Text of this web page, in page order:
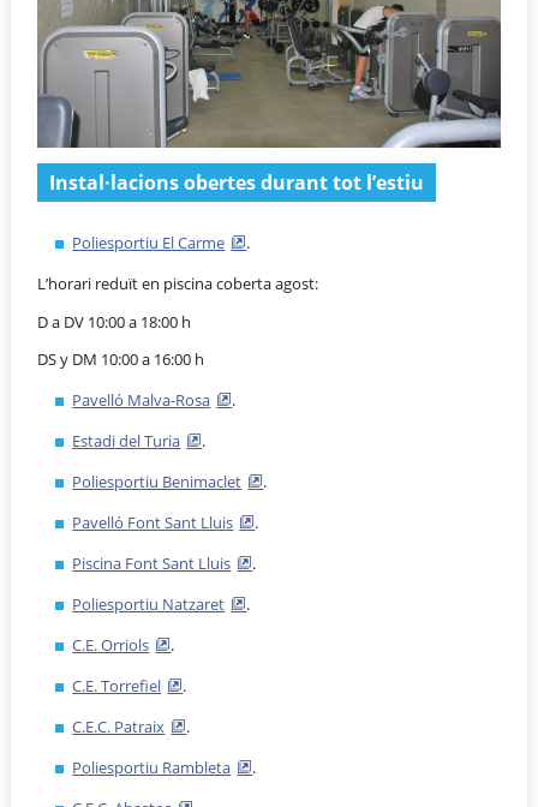
Instal·lacions obertes durant tot l’estiu
Poliesportiu El Carme
.
L’horari reduït en piscina coberta agost:
D a DV 10:00 a 18:00 h
DS y DM 10:00 a 16:00 h
Pavelló Malva-Rosa
.
Estadi del Turia
.
Poliesportiu Benimaclet
.
Pavelló Font Sant Lluis
.
Piscina Font Sant Lluis
.
Poliesportiu Natzaret
.
C.E. Orriols
.
C.E. Torrefiel
.
C.E.C. Patraix
.
Poliesportiu Rambleta
.